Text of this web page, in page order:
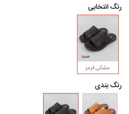
رنگ انتخابی
مشکی قرمز
رنگ بندی